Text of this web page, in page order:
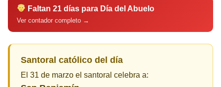
Faltan 21 días para Día del Abuelo
Ver contador completo →
Santoral católico del día
El 31 de marzo el santoral celebra a: